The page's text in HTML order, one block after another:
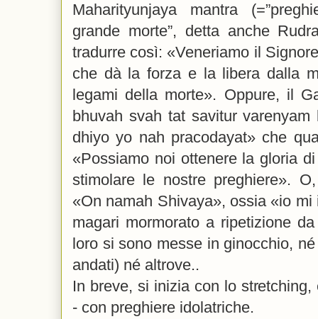
Maharityunjaya mantra
grande morte”, detta anche
tradurre così: «Veneriamo il
che dà la forza e la libera dalla
legami della morte». Oppure, il
bhuvah svah tat savitur
dhiyo yo nah pracodayat» che
«Possiamo noi ottenere la gloria
stimolare le nostre preghiere».
«On namah Shivaya», ossia «io
magari mormorato a ripetizione
loro si sono messe in ginocchio,
andati) né altrove..
In breve, si inizia con lo
- con preghiere idolatriche.